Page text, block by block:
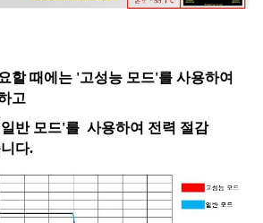
할 때에는 '고성능 모드'를 사용하여
고
반 모드'를 사용하여 전력 절감
다.